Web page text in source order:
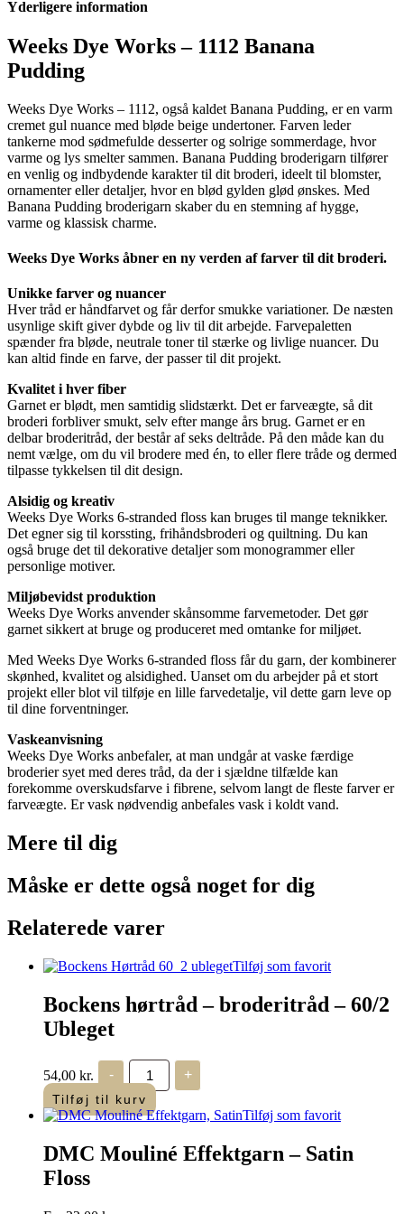
1112
Yderligere information
Weeks Dye Works – 1112 Banana
Pudding
Weeks Dye Works – 1112, også kaldet Banana Pudding, er en varm
cremet gul nuance med bløde beige undertoner. Farven leder
tankerne mod sødmefulde desserter og solrige sommerdage, hvor
varme og lys smelter sammen. Banana Pudding broderigarn tilfører
en venlig og indbydende karakter til dit broderi, ideelt til blomster,
ornamenter eller detaljer, hvor en blød gylden glød ønskes. Med
Banana Pudding broderigarn skaber du en stemning af hygge,
varme og klassisk charme.
Weeks Dye Works åbner en ny verden af farver til dit broderi.
Unikke farver og nuancer
Hver tråd er håndfarvet og får derfor smukke variationer. De næsten
usynlige skift giver dybde og liv til dit arbejde. Farvepaletten
spænder fra bløde, neutrale toner til stærke og livlige nuancer. Du
kan altid finde en farve, der passer til dit projekt.
Kvalitet i hver fiber
Garnet er blødt, men samtidig slidstærkt. Det er farveægte, så dit
broderi forbliver smukt, selv efter mange års brug. Garnet er en
delbar broderitråd, der består af seks deltråde. På den måde kan du
nemt vælge, om du vil brodere med én, to eller flere tråde og dermed
tilpasse tykkelsen til dit design.
Alsidig og kreativ
Weeks Dye Works 6-stranded floss kan bruges til mange teknikker.
Det egner sig til korssting, frihåndsbroderi og quiltning. Du kan
også bruge det til dekorative detaljer som monogrammer eller
personlige motiver.
Miljøbevidst produktion
Weeks Dye Works anvender skånsomme farvemetoder. Det gør
garnet sikkert at bruge og produceret med omtanke for miljøet.
Med Weeks Dye Works 6-stranded floss får du garn, der kombinerer
skønhed, kvalitet og alsidighed. Uanset om du arbejder på et stort
projekt eller blot vil tilføje en lille farvedetalje, vil dette garn leve op
til dine forventninger.
Vaskeanvisning
Weeks Dye Works anbefaler, at man undgår at vaske færdige
broderier syet med deres tråd, da der i sjældne tilfælde kan
forekomme overskudsfarve i fibrene, selvom langt de fleste farver er
farveægte. Er vask nødvendig anbefales vask i koldt vand.
Mere til dig
Måske er dette også noget for dig
Relaterede varer
Tilføj som favorit
Bockens hørtråd – broderitråd – 60/2
Ubleget
54,00 kr. -
Bockens
hørtråd
-
broderitråd
-
Ubleget
+
Tilføj til kurv
Tilføj som favorit
DMC Mouliné Effektgarn – Satin
Floss